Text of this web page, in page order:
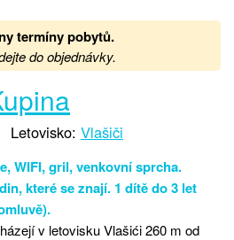
termíny pobytů.
do objednávky.
Letovisko: Vlašiči
WIFI, gril, venkovní sprcha.
které se znají. 1 dítě do 3 let
v letovisku Vlašići 260 m od